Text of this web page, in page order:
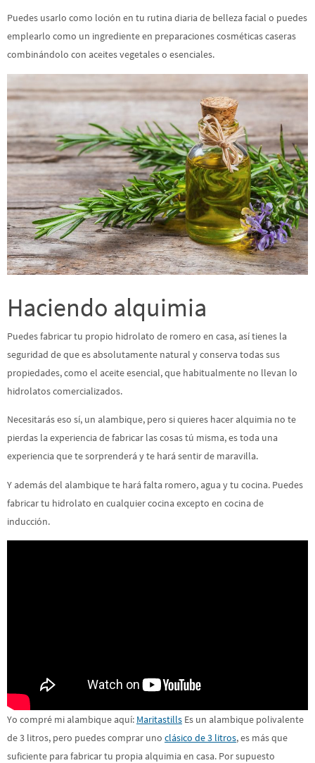
Puedes usarlo como loción en tu rutina diaria de belleza facial o puedes
emplearlo como un ingrediente en preparaciones cosméticas caseras
combinándolo con aceites vegetales o esenciales.
Haciendo alquimia
Puedes fabricar tu propio hidrolato de romero en casa, así tienes la
seguridad de que es absolutamente natural y conserva todas sus
propiedades, como el aceite esencial, que habitualmente no llevan lo
hidrolatos comercializados.
Necesitarás eso sí, un alambique, pero si quieres hacer alquimia no te
pierdas la experiencia de fabricar las cosas tú misma, es toda una
experiencia que te sorprenderá y te hará sentir de maravilla.
Y además del alambique te hará falta romero, agua y tu cocina. Puedes
fabricar tu hidrolato en cualquier cocina excepto en cocina de
inducción.
Yo compré mi alambique aquí: Maritastills Es un alambique polivalente
de 3 litros, pero puedes comprar uno clásico de 3 litros, es más que
suficiente para fabricar tu propia alquimia en casa. Por supuesto